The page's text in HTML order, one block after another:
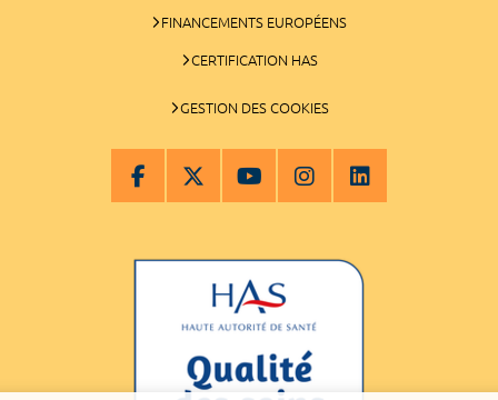
FINANCEMENTS EUROPÉENS
CERTIFICATION HAS
GESTION DES COOKIES